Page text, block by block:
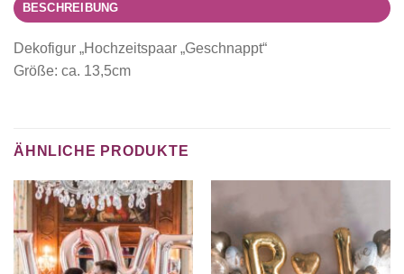
BESCHREIBUNG
Dekofigur „Hochzeitspaar „Geschnappt“
Größe: ca. 13,5cm
ÄHNLICHE PRODUKTE